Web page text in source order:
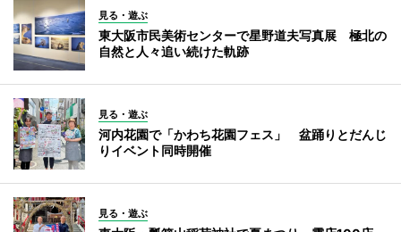
見る・遊ぶ
東大阪市民美術センターで星野道夫写真展 極北の
自然と人々追い続けた軌跡
見る・遊ぶ
河内花園で「かわち花園フェス」 盆踊りとだんじ
りイベント同時開催
見る・遊ぶ